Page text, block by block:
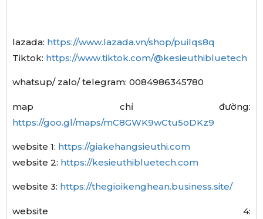
lazada: https://www.lazada.vn/shop/puilqs8q
Tiktok: https://www.tiktok.com/@kesieuthibluetech
whatsup/ zalo/ telegram: 0084986345780
map chỉ đường:
https://goo.gl/maps/mC8GWK9wCtu5oDKz9
website 1: https://giakehangsieuthi.com
website 2: https://kesieuthibluetech.com
website 3: https://thegioikenghean.business.site/
website 4: